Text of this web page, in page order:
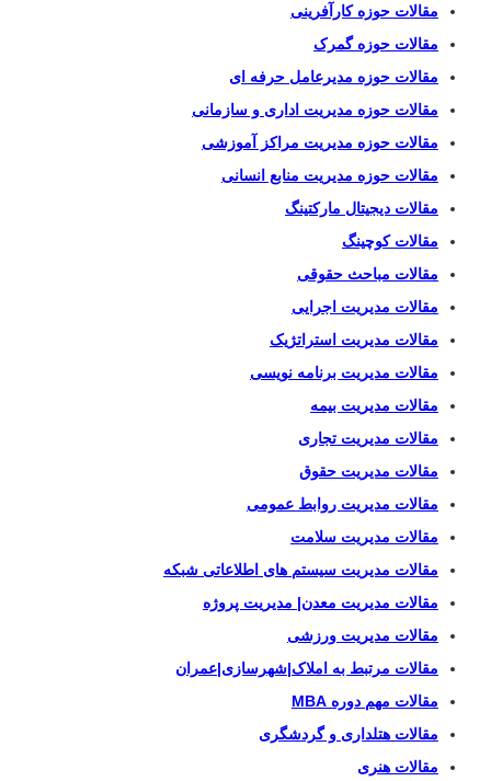
مقالات حوزه کارآفرینی
مقالات حوزه گمرک
مقالات حوزه مدیرعامل حرفه ای
مقالات حوزه مدیریت اداری و سازمانی
مقالات حوزه مدیریت مراکز آموزشی
مقالات حوزه مدیریت منابع انسانی
مقالات دیجیتال مارکتینگ
مقالات کوچینگ
مقالات مباحث حقوقی
مقالات مدیریت اجرایی
مقالات مدیریت استراتژیک
مقالات مدیریت برنامه نویسی
مقالات مدیریت بیمه
مقالات مدیریت تجاری
مقالات مدیریت حقوق
مقالات مدیریت روابط عمومی
مقالات مدیریت سلامت
مقالات مدیریت سیستم های اطلاعاتی شبکه
مقالات مدیریت معدن| مدیریت پروژه
مقالات مدیریت ورزشی
مقالات مرتبط به املاک|شهرسازی|عمران
مقالات مهم دوره MBA
مقالات هتلداری و گردشگری
مقالات هنری